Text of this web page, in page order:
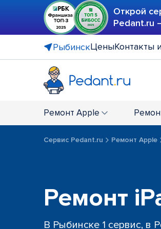
Открой
Pedant.ru
РыбинскЦеныКонтакты
Ремонт Apple
Сервис Pedant.ru Ремонт Apple
Ремонт
В Рыбинске 1 сервис, в